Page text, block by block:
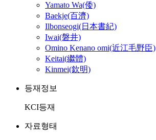
Yamato Wa(倭)
Baekje(百濟)
Ilbonseogi(日本書紀)
Iwai(磐井)
Omino Kenano omi(近江毛野臣)
Keitai(繼體)
Kinmei(欽明)
등재정보
KCI등재
자료형태